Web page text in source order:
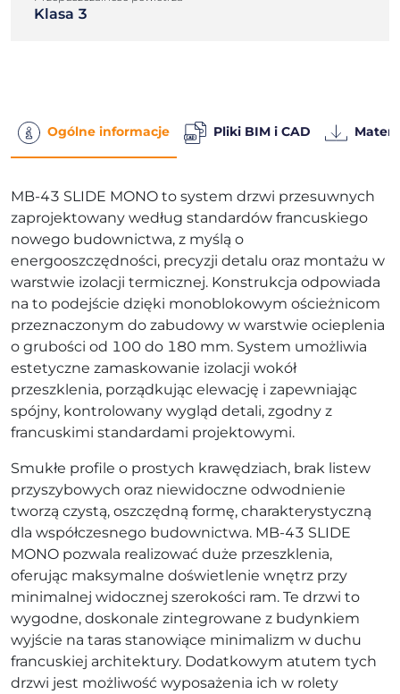
Klasa 3
Ogólne informacje Pliki BIM i CAD
MB-43 SLIDE MONO to system drzwi przesuwnych
zaprojektowany według standardów francuskiego
nowego budownictwa, z myślą o
energooszczędności, precyzji detalu oraz montażu w
warstwie izolacji termicznej. Konstrukcja odpowiada
na to podejście dzięki monoblokowym ościeżnicom
przeznaczonym do zabudowy w warstwie ocieplenia
o grubości od 100 do 180 mm. System umożliwia
estetyczne zamaskowanie izolacji wokół
przeszklenia, porządkując elewację i zapewniając
spójny, kontrolowany wygląd detali, zgodny z
francuskimi standardami projektowymi.
Smukłe profile o prostych krawędziach, brak listew
przyszybowych oraz niewidoczne odwodnienie
tworzą czystą, oszczędną formę, charakterystyczną
dla współczesnego budownictwa. MB-43 SLIDE
MONO pozwala realizować duże przeszklenia,
oferując maksymalne doświetlenie wnętrz przy
minimalnej widocznej szerokości ram. Te drzwi to
wygodne, doskonale zintegrowane z budynkiem
wyjście na taras stanowiące minimalizm w duchu
francuskiej architektury. Dodatkowym atutem tych
drzwi jest możliwość wyposażenia ich w rolety